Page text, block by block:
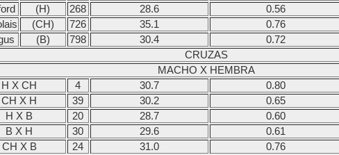
(H) 268 28.6 0.56
(CH) 726 35.1 0.76
(B) 798 30.4 0.72
CRUZAS
MACHO X HEMBRA
H X CH
4 30.7 0.80
CH X H
39 30.2 0.65
H X B
20 28.7 0.60
B X H
30 29.6 0.61
CH X B
24 31.0 0.76